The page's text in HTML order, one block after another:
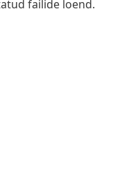
failide loend.